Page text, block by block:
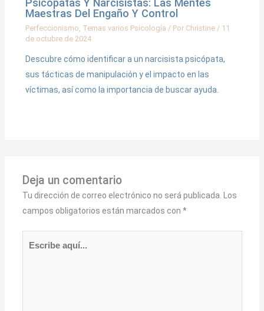
Psicópatas Y Narcisistas: Las Mentes
Maestras Del Engaño Y Control
Perfeccionismo Temas varios Psicología / Por Christine / 11
de octubre de 2024
Descubre cómo identificar a un narcisista psicópata,
sus tácticas de manipulación y el impacto en las
víctimas, así como la importancia de buscar ayuda.
Deja un comentario
Tu dirección de correo electrónico no será publicada.
Los
campos obligatorios están marcados con *